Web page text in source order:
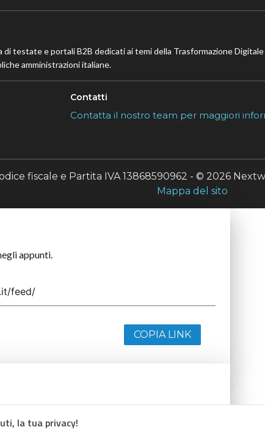
la tua privacy!
testate e portali B2B dedicati ai temi della Trasformazione
amministrazioni italiane.
Contatti
Contatta il nostro team per maggiori
fiscale e Partita IVA 13868590962 - © 2026
Mappa del sito
appunti.
COPIA LINK